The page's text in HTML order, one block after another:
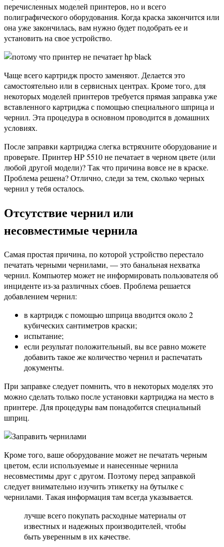
перечисленных моделей принтеров, но и всего
полиграфического оборудования. Когда краска закончится или
она уже закончилась, вам нужно будет подобрать ее и
установить на свое устройство.
Чаще всего картридж просто заменяют. Делается это
самостоятельно или в сервисных центрах. Кроме того, для
некоторых моделей принтеров требуется прямая заправка уже
вставленного картриджа с помощью специального шприца и
чернил. Эта процедура в основном проводится в домашних
условиях.
После заправки картриджа слегка встряхните оборудование и
проверьте. Принтер HP 5510 не печатает в черном цвете (или
любой другой модели)? Так что причина вовсе не в краске.
Проблема решена? Отлично, следи за тем, сколько черных
чернил у тебя осталось.
Отсутствие чернил или
несовместимые чернила
Самая простая причина, по которой устройство перестало
печатать черными чернилами, — это банальная нехватка
чернил. Компьютер может не информировать пользователя об
инциденте из-за различных сбоев. Проблема решается
добавлением чернил:
в картридж с помощью шприца вводится около 2
кубических сантиметров краски;
испытание;
если результат положительный, вы все равно можете
добавить такое же количество чернил и распечатать
документы.
При заправке следует помнить, что в некоторых моделях это
можно сделать только после установки картриджа на место в
принтере. Для процедуры вам понадобится специальный
шприц.
Кроме того, ваше оборудование может не печатать черным
цветом, если используемые и нанесенные чернила
несовместимы друг с другом. Поэтому перед заправкой
следует внимательно изучить этикетку на бутылке с
чернилами. Такая информация там всегда указывается.
лучше всего покупать расходные материалы от
известных и надежных производителей, чтобы
быть уверенным в их качестве.